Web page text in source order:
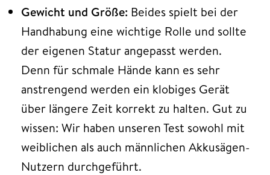
Gewicht und Größe: Beides spielt bei der
Handhabung eine wichtige Rolle und sollte
der eigenen Statur angepasst werden.
Denn für schmale Hände kann es sehr
anstrengend werden ein klobiges Gerät
über längere Zeit korrekt zu halten. Gut zu
wissen: Wir haben unseren Test sowohl mit
weiblichen als auch männlichen Akkusägen-
Nutzern durchgeführt.